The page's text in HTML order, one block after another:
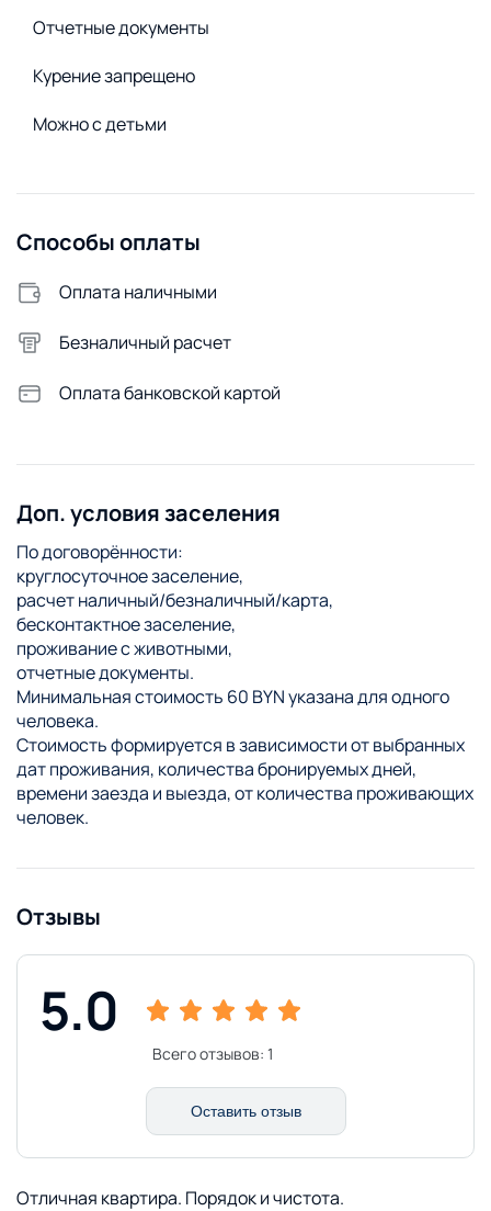
Открытая парковка
Видеонаблюдение
Отчетные документы
Курение запрещено
Можно с детьми
Способы оплаты
Оплата наличными
Безналичный расчет
Оплата банковской картой
Доп. условия заселения
По договорённости:
круглосуточное заселение,
расчет наличный/безналичный/карта,
бесконтактное заселение,
проживание с животными,
отчетные документы.
Минимальная стоимость 60 BYN указана для одного
человека.
Стоимость формируется в зависимости от выбранных
дат проживания, количества бронируемых дней,
времени заезда и выезда, от количества проживающих
человек.
Отзывы
5.0
Всего отзывов: 1
Оставить отзыв
Отличная квартира. Порядок и чистота.